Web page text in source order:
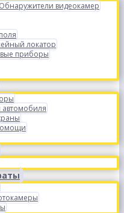
Обнаружители видеокамер
локатор
приборы